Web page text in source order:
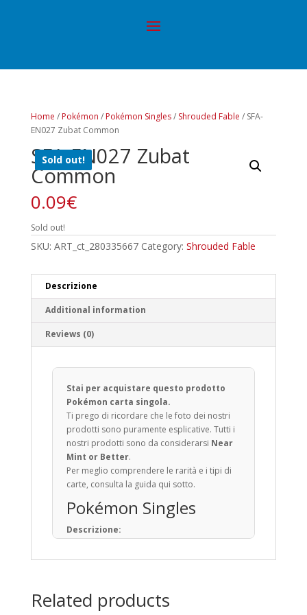
Home / Pokémon / Pokémon Singles/ Shrouded Fable / SFA-
EN027 Zubat Common
Sold out!
SFA-EN027 Zubat
Common
0.09€
Sold out!
SKU: ART_ct_280335667 Category: Shrouded Fable
Descrizione
Additional information
Reviews (0)
Stai per acquistare questo prodotto
Pokémon carta singola.
Ti prego di ricordare che le foto dei nostri
prodotti sono puramente esplicative. Tutti i
nostri prodotti sono da considerarsi Near
Mint or Better.
Per meglio comprendere le rarità e i tipi di
carte, consulta la guida qui sotto.
Pokémon Singles
Descrizione:
giapponese: ポケモンカードゲーム) è un
Pokémon.
Pubblicato per la prima volta in Giappone
Related products